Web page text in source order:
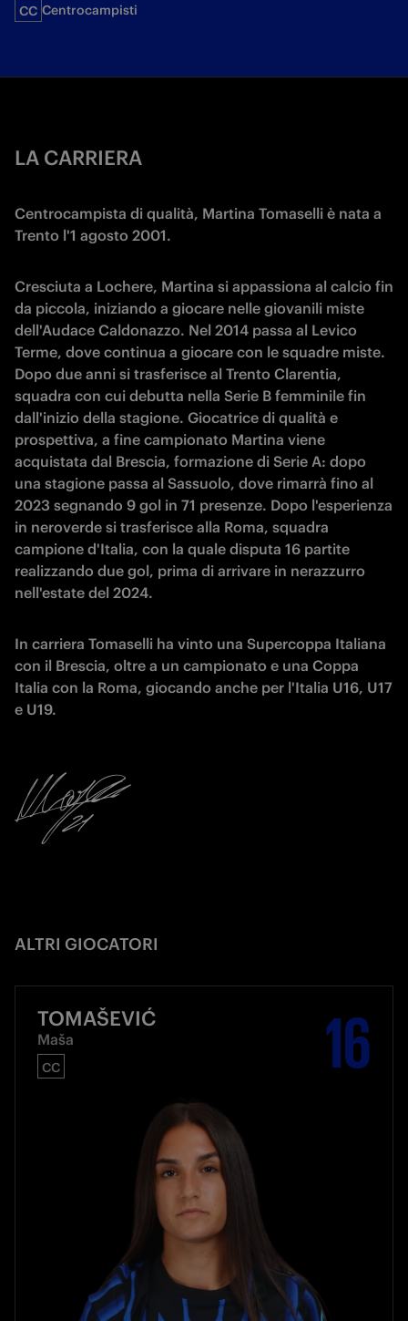
CC Centrocampisti
LA CARRIERA
Centrocampista di qualità, Martina Tomaselli è nata a
Trento l'1 agosto 2001.
Cresciuta a Lochere, Martina si appassiona al calcio fin
da piccola, iniziando a giocare nelle giovanili miste
dell'Audace Caldonazzo. Nel 2014 passa al Levico
Terme, dove continua a giocare con le squadre miste.
Dopo due anni si trasferisce al Trento Clarentia,
squadra con cui debutta nella Serie B femminile fin
dall'inizio della stagione. Giocatrice di qualità e
prospettiva, a fine campionato Martina viene
acquistata dal Brescia, formazione di Serie A: dopo
una stagione passa al Sassuolo, dove rimarrà fino al
2023 segnando 9 gol in 71 presenze. Dopo l'esperienza
in neroverde si trasferisce alla Roma, squadra
campione d'Italia, con la quale disputa 16 partite
realizzando due gol, prima di arrivare in nerazzurro
nell'estate del 2024.
In carriera Tomaselli ha vinto una Supercoppa Italiana
con il Brescia, oltre a un campionato e una Coppa
Italia con la Roma, giocando anche per l'Italia U16, U17
e U19.
ALTRI GIOCATORI
TOMAŠEVIĆ
Maša
CC 16